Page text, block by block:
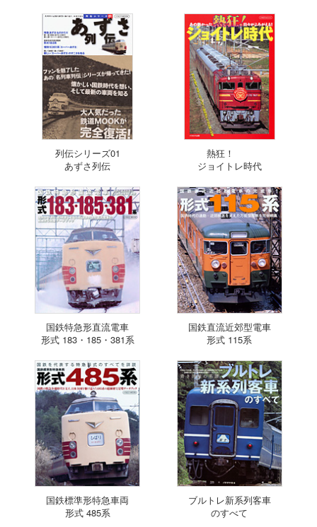
列伝シリーズ01
あずさ列伝
熱狂！
ジョイトレ時代
国鉄特急形直流電車
形式 183・185・381系
国鉄直流近郊型電車
形式 115系
国鉄標準形特急車両
形式 485系
ブルトレ新系列客車
のすべて